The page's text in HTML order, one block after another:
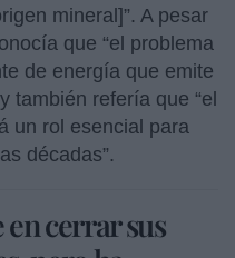
mineral]”. A pesar
que “el problema
de energía que emite
también refería que “el
un rol esencial para
décadas”.
cerrar sus